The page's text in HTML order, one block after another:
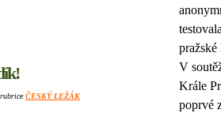
rubriceČESKÝ LEŽÁK
pražské
V
Krále
poprvé